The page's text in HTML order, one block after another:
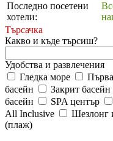
Последно посетени
хотели:
Търсачка
Какво и къде търсиш?
Удобства и развлечения
Гледка море
басейн
Закрит басейн
басейн
SPA център
All Inclusive
Шезлонг
(плаж)